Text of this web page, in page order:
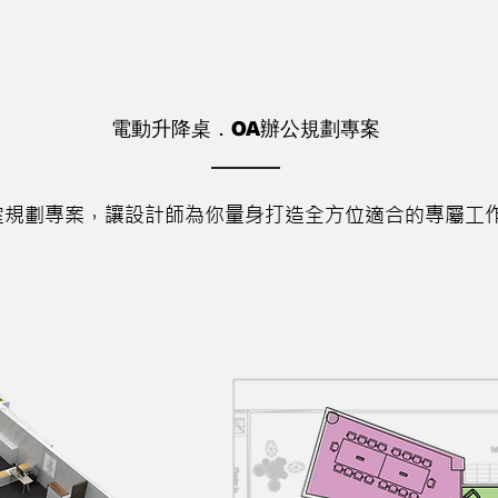
電動升降桌．OA辦公規劃專案
劃專案，讓設計師為你量身打造全方位適合的專屬工